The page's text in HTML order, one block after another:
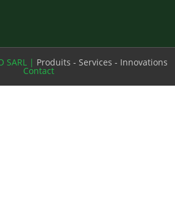
SARL | Produits - Services - Innovations
Contact